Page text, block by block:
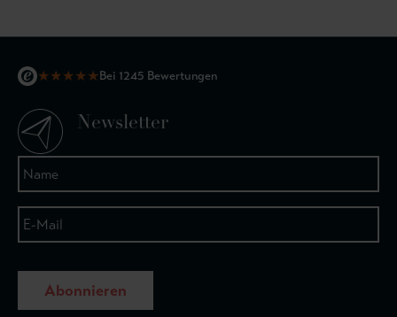
★★★★★Bei 1245 Bewertungen
Newsletter
Abonnieren